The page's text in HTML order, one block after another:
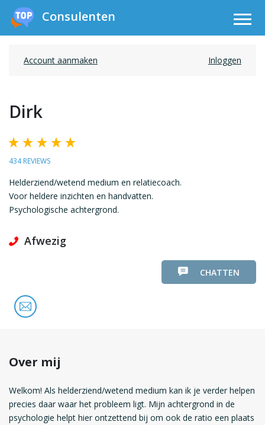
Consulenten
Account aanmaken Inloggen
Dirk
434 REVIEWS
Helderziend/wetend medium en relatiecoach.
Voor heldere inzichten en handvatten.
Psychologische achtergrond.
Afwezig
CHATTEN
Over mij
Welkom! Als helderziend/wetend medium kan ik je verder helpen
precies daar waar het probleem ligt. Mijn achtergrond in de
psychologie helpt hier ontzettend bij om ook de ratio een plaats